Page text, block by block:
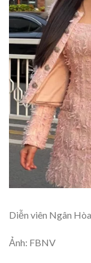
Diễn viên Ngân
Ảnh: FBNV